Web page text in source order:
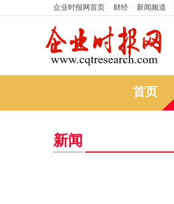
企业时报网首页 财经 新闻频道
首页
新闻